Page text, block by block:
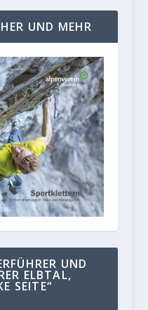
UND MEHR
UND
ELBTAL,
SEITE“